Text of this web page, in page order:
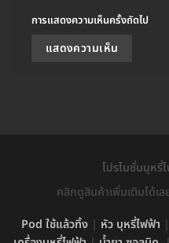
การแสดงความเห็นครั้งถัดไป
โปรโมชั่นบุหรี่
คลิกดูสินค้าเพิ่มเติมได้เ
Pod ใช้แล้วทิ้ง | หัว บุหรี่ไฟฟ้า |